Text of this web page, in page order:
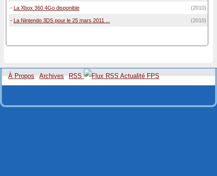
- La Xbox 360 4Go disponible (2010)
- La Nintendo 3DS pour le 25 mars 2011 ... (2010)
À Propos Archives RSS